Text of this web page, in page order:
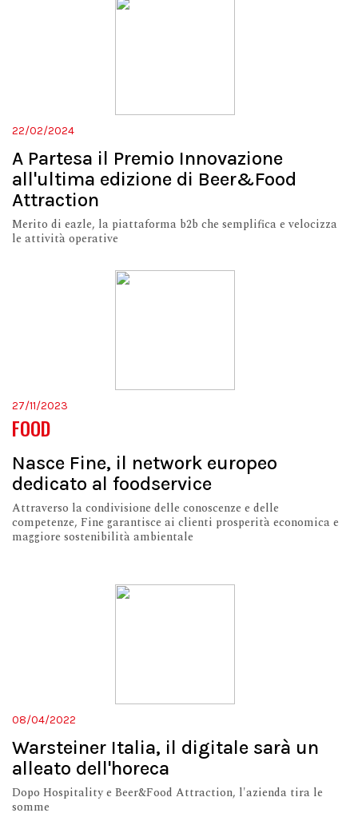
22/02/2024
A Partesa il Premio Innovazione
all'ultima edizione di Beer&Food
Attraction
Merito di eazle, la piattaforma b2b che semplifica e velocizza
le attività operative
27/11/2023
FOOD
Nasce Fine, il network europeo
dedicato al foodservice
Attraverso la condivisione delle conoscenze e delle
competenze, Fine garantisce ai clienti prosperità economica e
maggiore sostenibilità ambientale
08/04/2022
Warsteiner Italia, il digitale sarà un
alleato dell'horeca
Dopo Hospitality e Beer&Food Attraction, l'azienda tira le
somme